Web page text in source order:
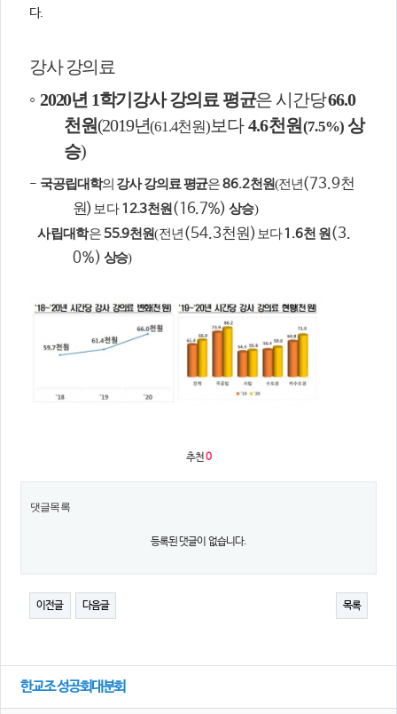
다.
강사 강의료
◦ 2020년 1학기강사 강의료 평균은 시간당66.0
천원(2019년(61.4천원)보다4.6천원 (7.5%) 상
승)
- 국공립대학의 강사 강의료 평균은86.2천원(전년(73.9천
원) 보다12.3천원 (16.7%) 상승)
​사립대학은55.9천원(전년 (54.3천원) 보다1.6천 원 (3.
0%) 상승)
추천0
댓글목록
등록된 댓글이 없습니다.
이전글 다음글 목록
한교조 성공회대분회